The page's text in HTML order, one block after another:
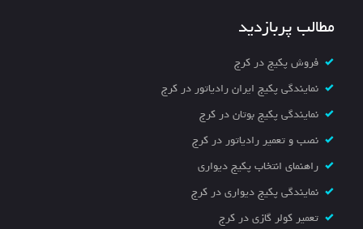
مطالب پربازدید
فروش پکیج در کرج
نمایندگی پکیج ایران رادیاتور در کرج
نمایندگی پکیج بوتان در کرج
نصب و تعمیر رادیاتور در کرج
راهنمای انتخاب پکیج دیواری
نمایندگی پکیج دیواری در کرج
تعمیر کولر گازی در کرج